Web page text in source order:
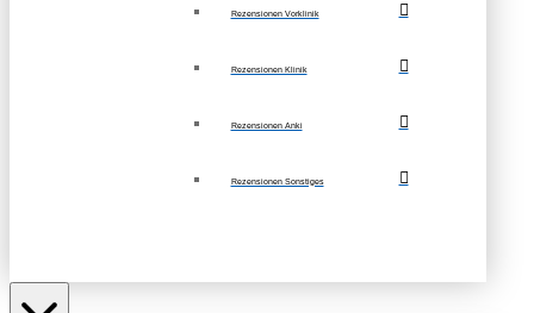
Rezensionen Vorklinik
Rezensionen Klinik
Rezensionen Anki
Rezensionen Sonstiges